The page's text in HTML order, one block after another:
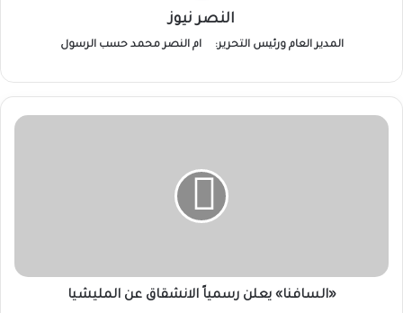
النصر نيوز
المدير العام ورئيس التحرير: ام النصر محمد حسب الرسول
«السافنا»
«السافنا» يعلن رسمياً الانشقاق عن المليشيا